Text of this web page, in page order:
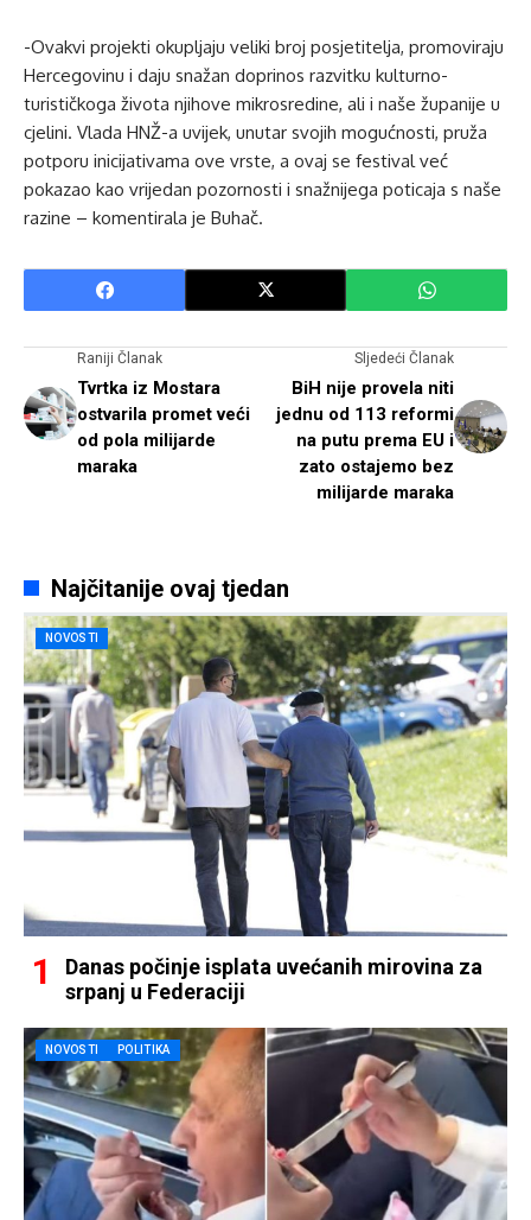
-Ovakvi projekti okupljaju veliki broj posjetitelja, promoviraju
Hercegovinu i daju snažan doprinos razvitku kulturno-
turističkoga života njihove mikrosredine, ali i naše županije u
cjelini. Vlada HNŽ-a uvijek, unutar svojih mogućnosti, pruža
potporu inicijativama ove vrste, a ovaj se festival već
pokazao kao vrijedan pozornosti i snažnijega poticaja s naše
razine – komentirala je Buhač.
Raniji Članak
Tvrtka iz Mostara
ostvarila promet veći
od pola milijarde
maraka
Sljedeći Članak
BiH nije provela niti
jednu od 113 reformi
na putu prema EU i
zato ostajemo bez
milijarde maraka
Najčitanije ovaj tjedan
NOVOSTI
Danas počinje isplata uvećanih mirovina za
srpanj u Federaciji
NOVOSTI POLITIKA